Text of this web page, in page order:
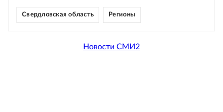
Свердловская область Регионы
Новости СМИ2